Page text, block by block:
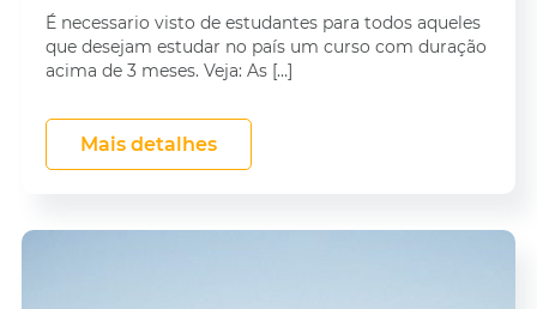
É necessario visto de estudantes para todos aqueles
que desejam estudar no país um curso com duração
acima de 3 meses. Veja: As […]
Mais detalhes